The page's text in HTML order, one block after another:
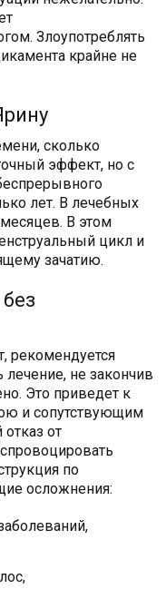
Злоупотреблять
крайне не
сколько
эффект, но с
лет. В лечебных
В этом
цикл и
зачатию.
рекомендуется
лечение, не закончив
Это приведет к
и сопутствующим
от
по
осложнения: